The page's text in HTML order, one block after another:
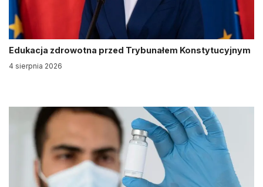
Edukacja zdrowotna przed Trybunałem Konstytucyjnym
4 sierpnia 2026